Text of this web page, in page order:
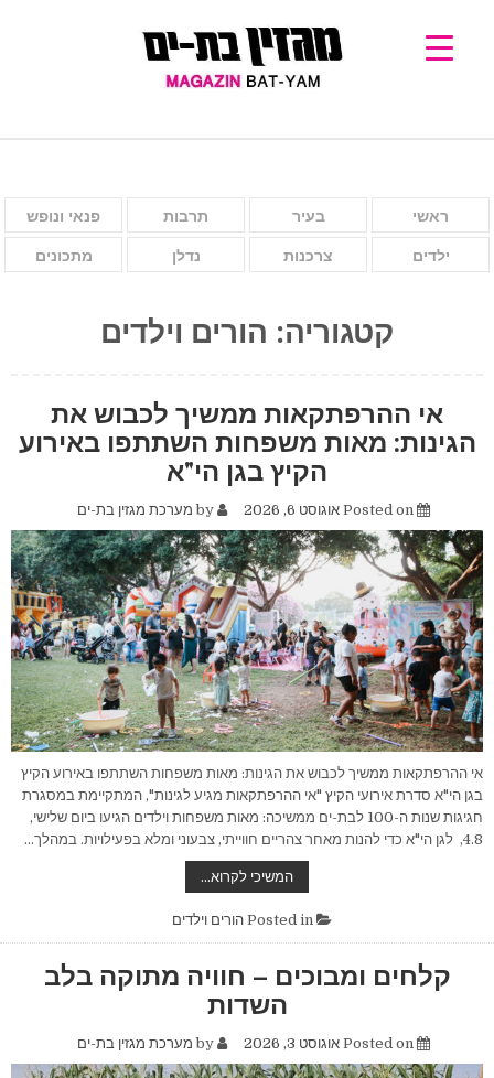
ראשי בעיר תרבות פנאי ונופש
ילדים צרכנות נדלן מתכונים
קטגוריה: הורים וילדים
אי ההרפתקאות ממשיך לכבוש את
הגינות: מאות משפחות השתתפו באירוע
הקיץ בגן הי"א
אוגוסט 6, 2026 מערכת מגזין בת-ים
אי ההרפתקאות ממשיך לכבוש את הגינות: מאות משפחות השתתפו באירוע הקיץ
בגן הי"א סדרת אירועי הקיץ "אי ההרפתקאות מגיע לגינות", המתקיימת במסגרת
חגיגות שנות ה-100 לבת-ים ממשיכה: מאות משפחות וילדים הגיעו ביום שלישי,
4.8, לגן הי"א כדי להנות מאחר צהריים חווייתי, צבעוני ומלא בפעילויות. במהלך…
המשיכי לקרוא…
ההרפתקאות
לכבוש
הגינות:
משפחות
השתתפו
הי"א
הורים וילדים
קלחים ומבוכים – חוויה מתוקה בלב
השדות
אוגוסט 3, 2026 מערכת מגזין בת-ים